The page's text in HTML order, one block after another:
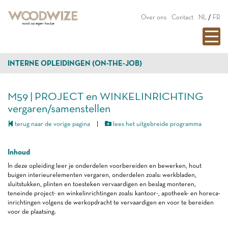
Over ons Contact NL / FR
INTERNE OPLEIDINGEN (ON-THE-JOB)
M59 | PROJECT en WINKELINRICHTING
vergaren/samenstellen
terug naar de vorige pagina lees het uitgebreide programma
Inhoud
In deze opleiding leer je onderdelen voorbereiden en bewerken, hout
buigen interieurelementen vergaren, onderdelen zoals: werkbladen,
sluitstukken, plinten en toesteken vervaardigen en beslag monteren,
teneinde project- en winkelinrichtingen zoals: kantoor-, apotheek- en horeca-
inrichtingen volgens de werkopdracht te vervaardigen en voor te bereiden
voor de plaatsing.